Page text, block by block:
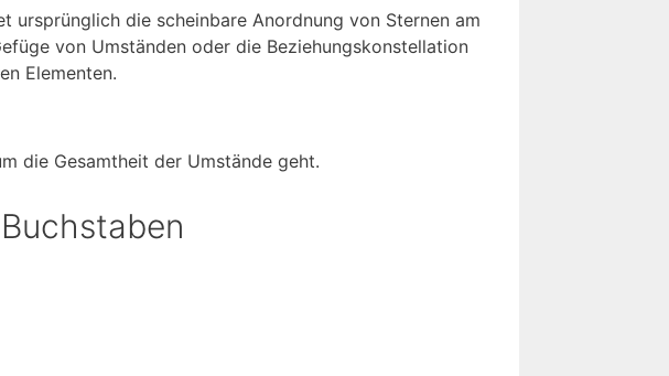
ursprünglich die scheinbare Anordnung von Sternen am
von Umständen oder die Beziehungskonstellation
Elementen.
die Gesamtheit der Umstände geht.